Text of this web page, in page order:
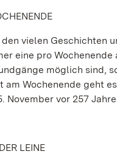
vielen Geschichten
eine pro
möglich sind,
am Wochenende geht
November vor 257
LEINE